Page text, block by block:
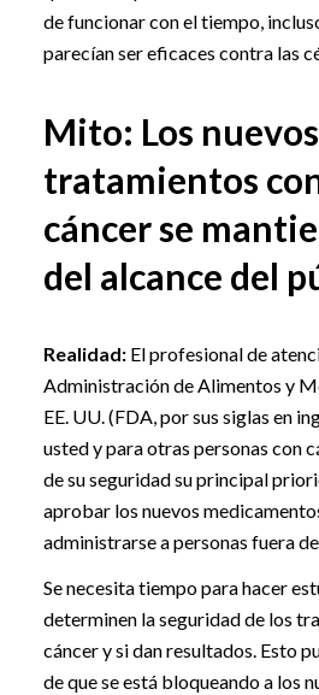
de funcionar con el tiempo,
parecían ser eficaces contra las
Mito: Los nuevos
tratamientos
cáncer se
del alcance del
Realidad:El profesional de
Administración de Alimentos y
EE. UU. (FDA, por sus siglas en
usted y para otras personas con
de su seguridad su principal
aprobar los nuevos
administrarse a personas fuera
Se necesita tiempo para hacer
determinen la seguridad de los
cáncer y si dan resultados. Esto
de que se está bloqueando a los